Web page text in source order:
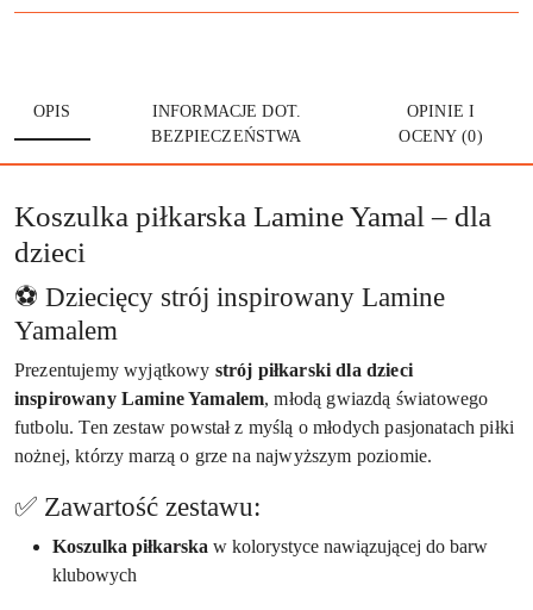
OPIS
INFORMACJE DOT.
BEZPIECZEŃSTWA
OPINIE I
OCENY (0)
Koszulka piłkarska Lamine Yamal – dla
dzieci
⚽ Dziecięcy strój inspirowany Lamine
Yamalem
Prezentujemy wyjątkowy strój piłkarski dla dzieci
inspirowany Lamine Yamalem, młodą gwiazdą światowego
futbolu. Ten zestaw powstał z myślą o młodych pasjonatach piłki
nożnej, którzy marzą o grze na najwyższym poziomie.
✅ Zawartość zestawu:
Koszulka piłkarska w kolorystyce nawiązującej do barw
klubowych